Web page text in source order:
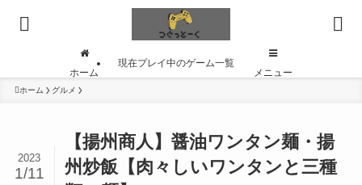
ホーム
現在プレイ中のゲーム一覧
メニュー
ホーム グルメ
【揚州商人】醤油ワンタン麺・揚
州炒飯【肉々しいワンタンと三種
2023
1/11